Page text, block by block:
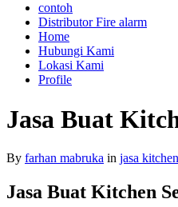
contoh
Distributor Fire alarm
Home
Hubungi Kami
Lokasi Kami
Profile
Jasa Buat
By farhan mabruka in jasa
Jasa Buat Kitchen